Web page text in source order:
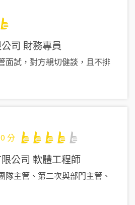
司 財務專員
面試，對方親切健談，且不排
分
公司 軟體工程師
隊主管、第二次與部門主管、